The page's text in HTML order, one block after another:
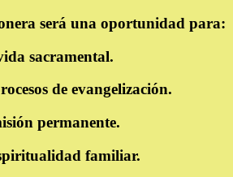
será una oportunidad para:
sacramental.
de evangelización.
permanente.
familiar.